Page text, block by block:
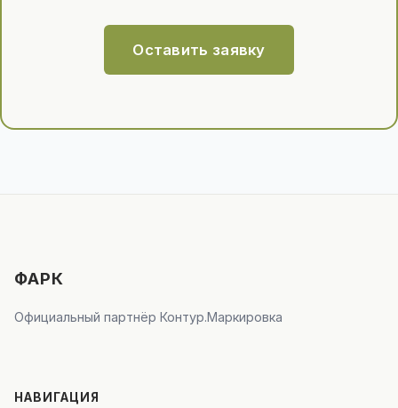
Оставить заявку
ФАРК
Официальный партнёр Контур.Маркировка
НАВИГАЦИЯ